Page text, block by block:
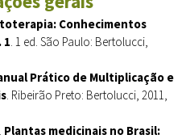
Conhecimentos
1 . 1 ed. São Paulo: Bertolucci,
Prático de Multiplicação e
. Ribeirão Preto: Bertolucci, 2011,
Plantas medicinais no Brasil: